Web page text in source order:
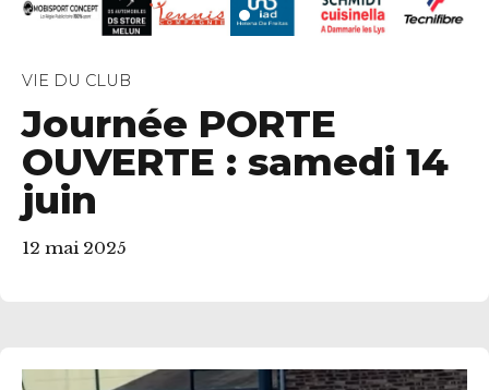
VIE DU CLUB
Journée PORTE
OUVERTE : samedi 14
juin
12 mai 2025